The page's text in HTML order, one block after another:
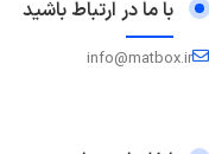
با ما در ارتباط باشید
info@matbox.ir